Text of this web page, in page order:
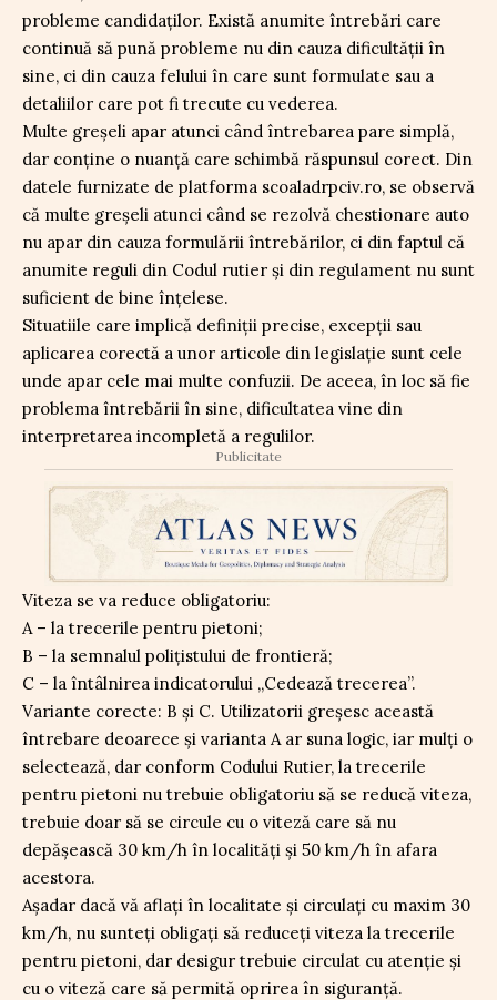
probleme candidaților. Există anumite întrebări care
continuă să pună probleme nu din cauza dificultății în
sine, ci din cauza felului în care sunt formulate sau a
detaliilor care pot fi trecute cu vederea.
Multe greșeli apar atunci când întrebarea pare simplă,
dar conține o nuanță care schimbă răspunsul corect. Din
datele furnizate de platforma scoaladrpciv.ro, se observă
că multe greșeli atunci când se rezolvă chestionare auto
nu apar din cauza formulării întrebărilor, ci din faptul că
anumite reguli din Codul rutier și din regulament nu sunt
suficient de bine înțelese.
Situatiile care implică definiții precise, excepții sau
aplicarea corectă a unor articole din legislație sunt cele
unde apar cele mai multe confuzii. De aceea, în loc să fie
problema întrebării în sine, dificultatea vine din
interpretarea incompletă a regulilor.
Publicitate
Viteza se va reduce obligatoriu:
A – la trecerile pentru pietoni;
B – la semnalul polițistului de frontieră;
C – la întâlnirea indicatorului „Cedează trecerea”.
Variante corecte: B și C. Utilizatorii greșesc această
întrebare deoarece și varianta A ar suna logic, iar mulți o
selectează, dar conform Codului Rutier, la trecerile
pentru pietoni nu trebuie obligatoriu să se reducă viteza,
trebuie doar să se circule cu o viteză care să nu
depășească 30 km/h în localități și 50 km/h în afara
acestora.
Așadar dacă vă aflați în localitate și circulați cu maxim 30
km/h, nu sunteți obligați să reduceți viteza la trecerile
pentru pietoni, dar desigur trebuie circulat cu atenție și
cu o viteză care să permită oprirea în siguranță.